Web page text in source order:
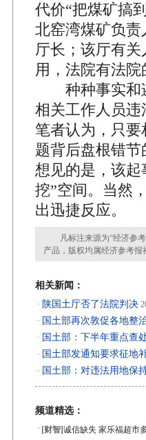
代价“把煤矿搞
北窑湾煤矿负责
厅长；该厅有
用，法院有法
种种事实和迹
相关工作人员
笔者认为，只
题背后盘根错
想见的是，该
挖”空间。当然
出迅捷反应。
凡标注来源为“经济参考
产品，版权均属经济参考
相关新闻：
· 陕国土厅否了法院判决
· 国土部再次敦促各地整
· 国土部：下半年重点查
· 国土部发通知要求征地
· 国土部：对违法用地保
频道精选：
· [财智]诚信缺失 家乐福超市